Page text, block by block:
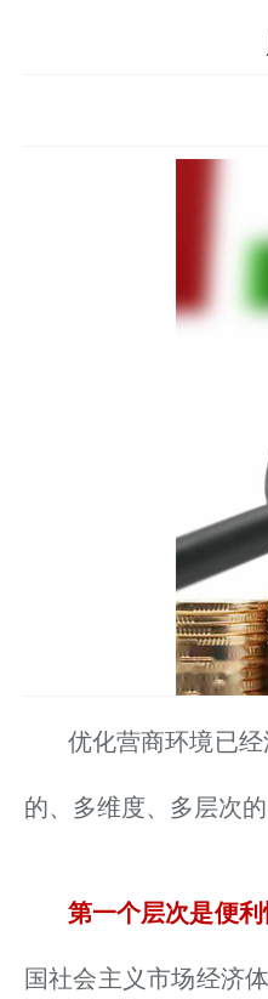
优化营商环境已
的、多维度、多层次
第一个层次是便利
国社会主义市场经济